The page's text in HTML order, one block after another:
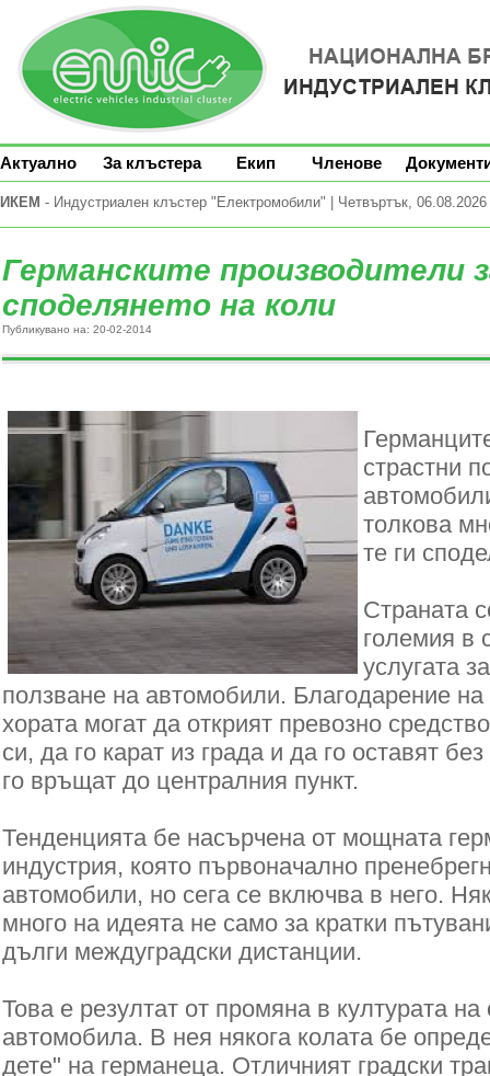
Актуално За клъстера Екип Членове
ИКЕМ - Индустриален клъстер "Електромобили" | Четвъртък, 06.08.2026
Германските производители
споделянето на коли
Публикувано на: 20-02-2014
страстни
толкова
те ги
Страната
големия в
услугата
ползване на автомобили. Благодарение
хората могат да открият превозно
си, да го карат из града и да го оставят
го връщат до централния пункт.
Тенденцията бе насърчена от мощната
индустрия, която първоначално
автомобили, но сега се включва в него.
много на идеята не само за кратки
дълги междуградски дистанции.
Това е резултат от промяна в културата на
автомобила. В нея някога колата бе
дете" на германеца. Отличният градски